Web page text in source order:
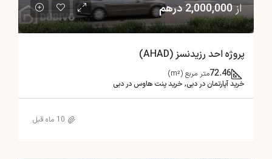
از2,000,000 درهم
پروژه احد رزیدنسز (AHAD)
72.46متر مربع (m²)
خرید آپارتمان در دبی, خرید پنت هاوس در دبی
10 ماه قبل